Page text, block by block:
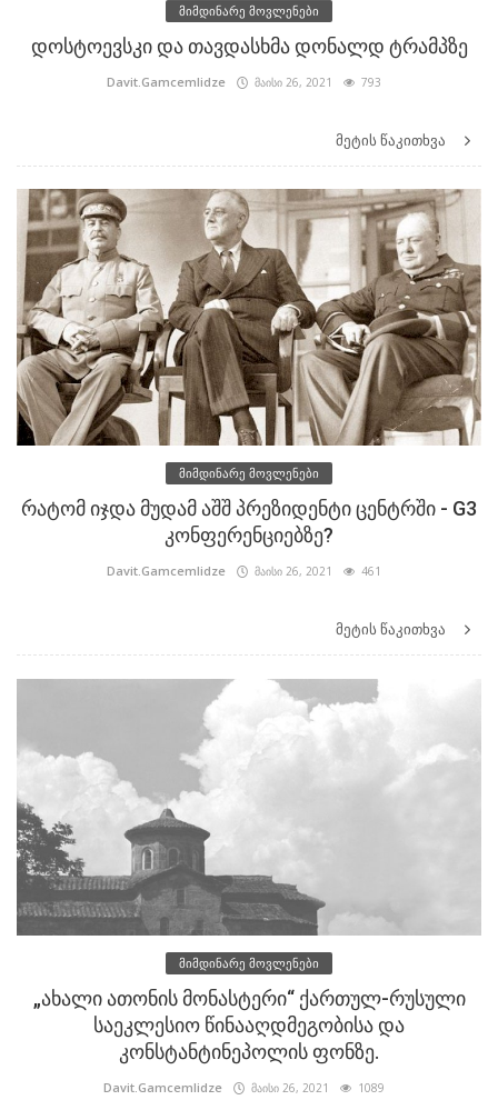
მიმდინარე მოვლენები
დოსტოევსკი და თავდასხმა დონალდ ტრამპზე
Davit.Gamcemlidze მაისი 26, 2021 793
მეტის წაკითხვა
მიმდინარე მოვლენები
რატომ იჯდა მუდამ აშშ პრეზიდენტი ცენტრში - G3
კონფერენციებზე?
Davit.Gamcemlidze მაისი 26, 2021 461
მეტის წაკითხვა
მიმდინარე მოვლენები
„ახალი ათონის მონასტერი“ ქართულ-რუსული
საეკლესიო წინააღდმეგობისა და
კონსტანტინეპოლის ფონზე.
Davit.Gamcemlidze მაისი 26, 2021 1089